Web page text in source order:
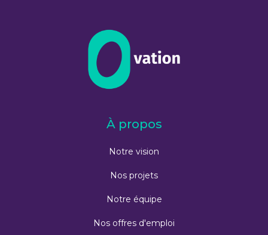
À propos
Notre vision
Nos projets
Notre équipe
Nos offres d'emploi